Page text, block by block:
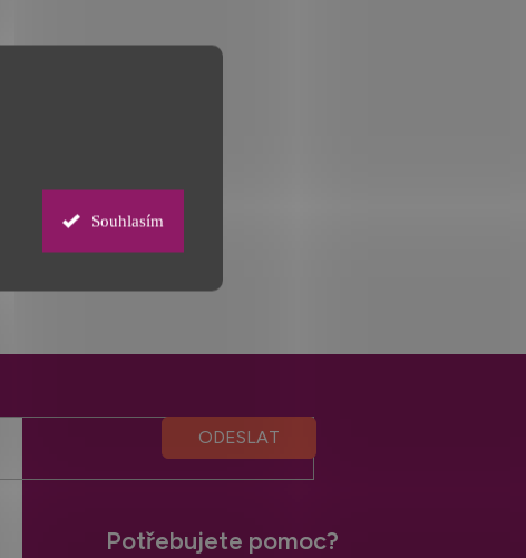
Souhlasím
Potřebujete pomoc?